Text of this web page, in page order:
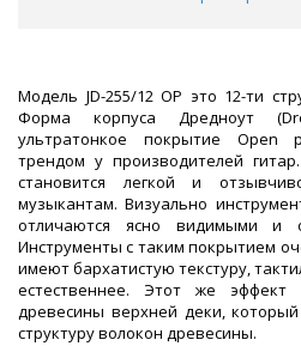
Модель JD-255/12 OP это 12-ти
Форма корпуса Дредноут
ультратонкое покрытие Open
трендом у производителей
становится легкой и
музыкантам. Визуально
отличаются ясно видимыми и
Инструменты с таким покрытием
имеют бархатистую текстуру,
естественнее. Этот же эффект
древесины верхней деки,
структуру волокон древесины.